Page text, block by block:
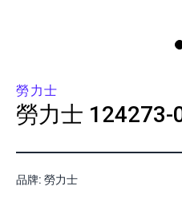
勞力士
勞力士 124273-
品牌: 勞力士